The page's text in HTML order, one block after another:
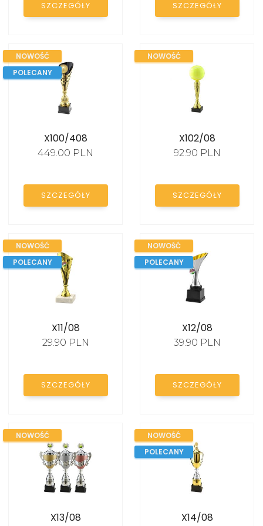
STATUETKI SZKLANE
FIGURKI SPORTOWE
EMBLEMATY
DYPLOMY PAPIEROWE
TROPHY PACKS
SZCZEGÓŁY SZCZEGÓŁY
NOWOŚĆ
POLECANY
X100/408
449.00 PLN
SZCZEGÓŁY
NOWOŚĆ
X102/08
92.90 PLN
SZCZEGÓŁY
NOWOŚĆ
POLECANY
X11/08
29.90 PLN
SZCZEGÓŁY
NOWOŚĆ
POLECANY
X12/08
39.90 PLN
SZCZEGÓŁY
NOWOŚĆ
X13/08
NOWOŚĆ
POLECANY
X14/08